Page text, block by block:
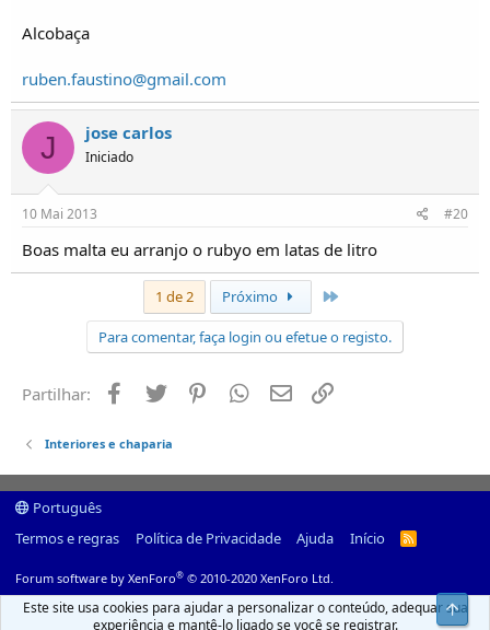
Alcobaça
ruben.faustino@gmail.com
J jose carlos
Iniciado
10 Mai 2013 #20
Boas malta eu arranjo o rubyo em latas de litro
1 de 2 Próximo
Para comentar, faça login ou efetue o registo.
Partilhar: Facebook
Twitter PinterestWhatsapp
Email
Interiores e chaparia
Português
Termos e regras
Política de Privacidade Ajuda Início
R
Forum software by XenForo® © 2010-2020 XenForo Ltd.
Este site usa cookies para ajudar a personalizar o conteúdo, adequar sua
experiência e mantê-lo ligado se você se registrar.
Top